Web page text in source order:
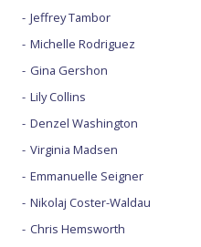
Jeffrey Tambor
Michelle Rodriguez
Gina Gershon
Lily Collins
Denzel Washington
Virginia Madsen
Emmanuelle Seigner
Nikolaj Coster-Waldau
Chris Hemsworth